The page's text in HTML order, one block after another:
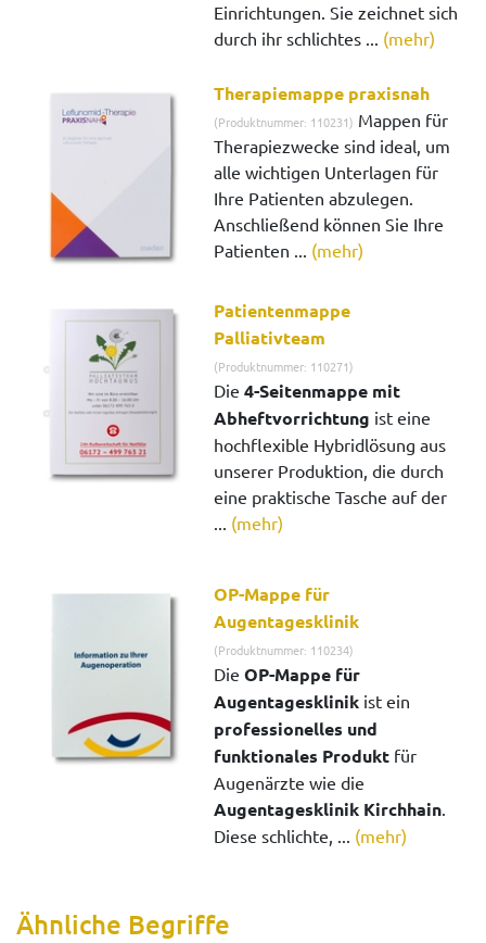
Einrichtungen. Sie zeichnet sich
durch ihr schlichtes ... (mehr)
Therapiemappe praxisnah
(Produktnummer: 110231) Mappen für
Therapiezwecke sind ideal, um
alle wichtigen Unterlagen für
Ihre Patienten abzulegen.
Anschließend können Sie Ihre
Patienten ... (mehr)
Patientenmappe
Palliativteam
(Produktnummer: 110271)
Die4-Seitenmappe mit
Abheftvorrichtung ist eine
hochflexible Hybridlösung aus
unserer Produktion, die durch
eine praktische Tasche auf der
(mehr)
OP-Mappe für
Augentagesklinik
(Produktnummer: 110234)
DieOP-Mappe für
Augentagesklinik ist ein
professionelles und
funktionales Produkt für
Augenärzte wie die
Augentagesklinik Kirchhain
Diese schlichte, ... (mehr)
Ähnliche Begriffe